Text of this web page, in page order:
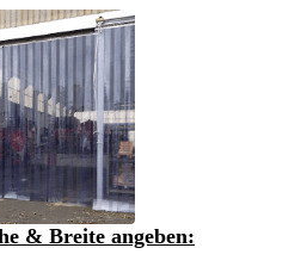
& Breite angeben: